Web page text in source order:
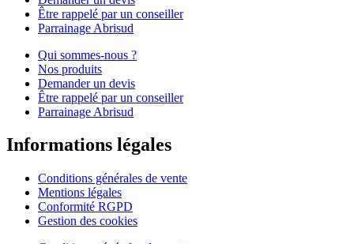
Être rappelé par un conseiller
Parrainage Abrisud
Qui sommes-nous ?
Nos produits
Demander un devis
Être rappelé par un conseiller
Parrainage Abrisud
Informations légales
Conditions générales de vente
Mentions légales
Conformité RGPD
Gestion des cookies